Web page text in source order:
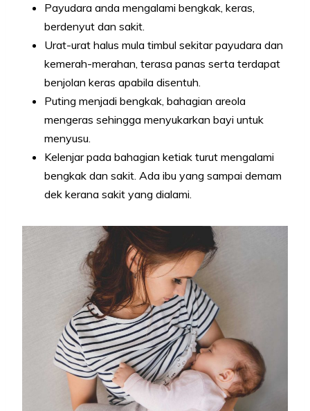
Payudara anda mengalami bengkak, keras,
berdenyut dan sakit.
Urat-urat halus mula timbul sekitar payudara dan
kemerah-merahan, terasa panas serta terdapat
benjolan keras apabila disentuh.
Puting menjadi bengkak, bahagian areola
mengeras sehingga menyukarkan bayi untuk
menyusu.
Kelenjar pada bahagian ketiak turut mengalami
bengkak dan sakit. Ada ibu yang sampai demam
dek kerana sakit yang dialami.